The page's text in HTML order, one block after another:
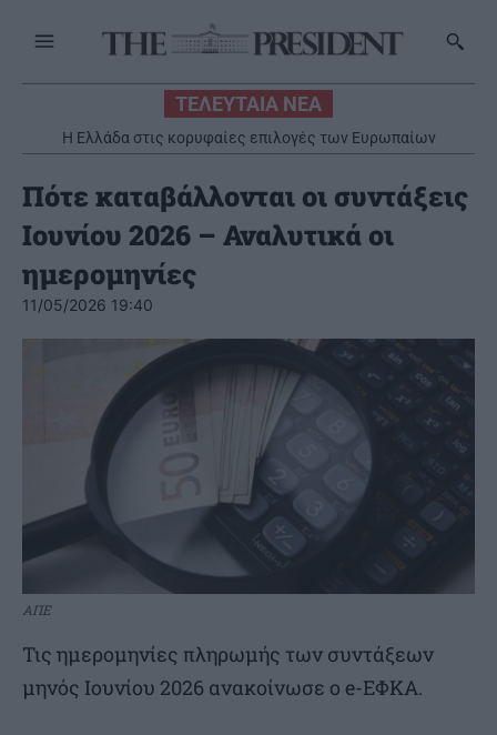
ΤΕΛΕΥΤΑΙΑ ΝΕΑ
Η Ελλάδα στις κορυφαίες επιλογές των Ευρωπαίων
ταξιδιωτών
Πότε καταβάλλονται οι συντάξεις
Ιουνίου 2026 – Αναλυτικά οι
ημερομηνίες
11/05/2026 19:40
ΑΠΕ
Τις ημερομηνίες πληρωμής των συντάξεων
μηνός Ιουνίου 2026 ανακοίνωσε ο e-ΕΦΚΑ.